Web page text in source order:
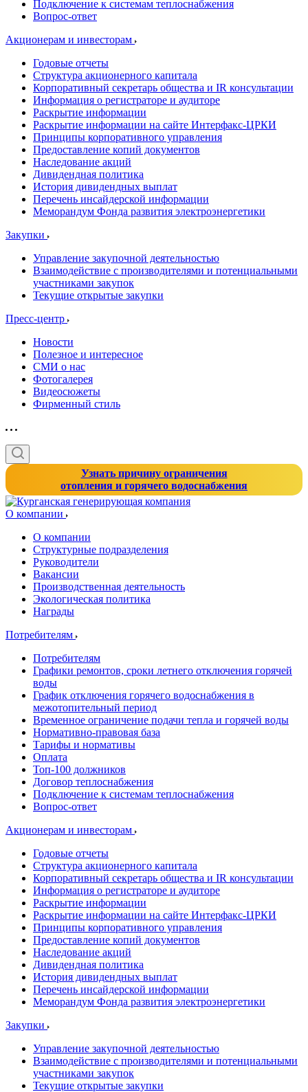
Подключение к системам теплоснабжения
Вопрос-ответ
Акционерам и инвесторам
Годовые отчеты
Структура акционерного капитала
Корпоративный секретарь общества и IR консультации
Информация о регистраторе и аудиторе
Раскрытие информации
Раскрытие информации на сайте Интерфакс-ЦРКИ
Принципы корпоративного управления
Предоставление копий документов
Наследование акций
Дивидендная политика
История дивидендных выплат
Перечень инсайдерской информации
Меморандум Фонда развития электроэнергетики
Закупки
Управление закупочной деятельностью
Взаимодействие с производителями и потенциальными
участниками закупок
Текущие открытые закупки
Пресс-центр
Новости
Полезное и интересное
СМИ о нас
Фотогалерея
Видеосюжеты
Фирменный стиль
Узнать причину ограничения
отопления и горячего водоснабжения
О компании
О компании
Структурные подразделения
Руководители
Вакансии
Производственная деятельность
Экологическая политика
Награды
Потребителям
Потребителям
Графики ремонтов, сроки летнего отключения горячей
воды
График отключения горячего водоснабжения в
межотопительный период
Временное ограничение подачи тепла и горячей воды
Нормативно-правовая база
Тарифы и нормативы
Оплата
Топ-100 должников
Договор теплоснабжения
Подключение к системам теплоснабжения
Вопрос-ответ
Акционерам и инвесторам
Годовые отчеты
Структура акционерного капитала
Корпоративный секретарь общества и IR консультации
Информация о регистраторе и аудиторе
Раскрытие информации
Раскрытие информации на сайте Интерфакс-ЦРКИ
Принципы корпоративного управления
Предоставление копий документов
Наследование акций
Дивидендная политика
История дивидендных выплат
Перечень инсайдерской информации
Меморандум Фонда развития электроэнергетики
Закупки
Управление закупочной деятельностью
Взаимодействие с производителями и потенциальными
участниками закупок
Текущие открытые закупки